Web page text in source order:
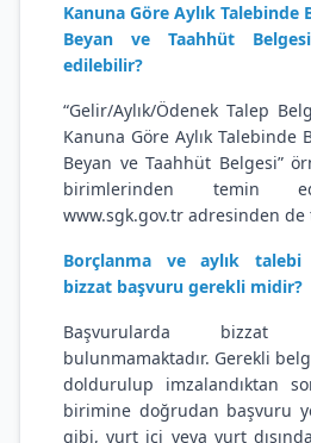
Kanuna Göre Aylık Talebinde
Beyan ve Taahhüt
edilebilir?
“Gelir/Aylık/Ödenek Talep
Kanuna Göre Aylık Talebinde
Beyan ve Taahhüt Belgesi”
birimlerinden temin
www.sgk.gov.tr adresinden
Borçlanma ve aylık talebi
bizzat başvuru gerekli midir?
Başvurularda bizzat
bulunmamaktadır. Gerekli
doldurulup imzalandıktan
birimine doğrudan başvuru
gibi, yurt içi veya yurt